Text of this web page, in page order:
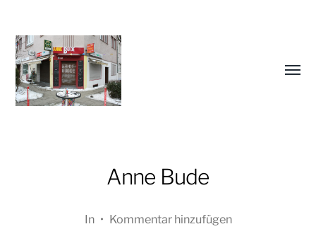
Koschmieder
Menü
Anne Bude
In • Kommentar hinzufügen